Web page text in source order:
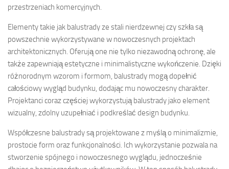
przestrzeniach komercyjnych.
Elementy takie jak balustrady ze stali nierdzewnej czy szkła są
powszechnie wykorzystywane w nowoczesnych projektach
architektonicznych. Oferują one nie tylko niezawodną ochronę, ale
także zapewniają estetyczne i minimalistyczne wykończenie. Dzięki
różnorodnym wzorom i formom, balustrady mogą dopełnić
całościowy wygląd budynku, dodając mu nowoczesny charakter.
Projektanci coraz częściej wykorzystują balustrady jako element
wizualny, zdolny uzupełniać i podkreślać design budynku.
Współczesne balustrady są projektowane z myślą o minimalizmie,
prostocie form oraz funkcjonalności. Ich wykorzystanie pozwala na
stworzenie spójnego i nowoczesnego wyglądu, jednocześnie